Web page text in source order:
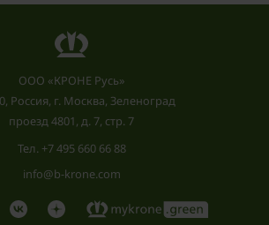
ООО «КРОНЕ Русь»
Россия, г. Москва, Зеленоград
проезд 4801, д. 7, стр. 7
Тел. +7 495 660 66 88
info@b-krone.com